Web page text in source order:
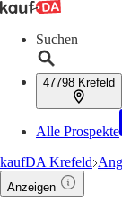
Suchen
47798 Krefeld
Alle Prospekte
kaufDA Krefeld
Anzeigen